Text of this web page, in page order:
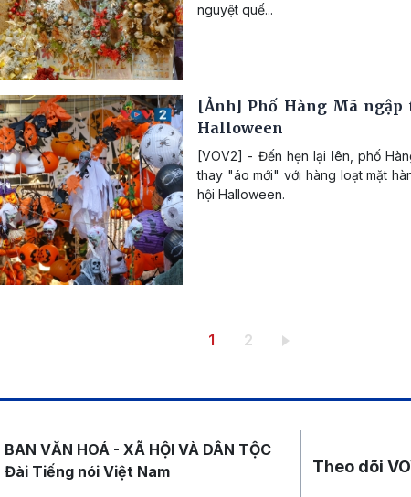
nguyệt quế...
[Ảnh] Phố Hàng Mã
Halloween
[VOV2] - Đến hẹn lại lên, phố
thay "áo mới" với hàng loạt mặt
hội Halloween.
Trang hiện thời
1 Trang
2
BAN VĂN HOÁ - XÃ HỘI VÀ DÂN TỘC
Đài Tiếng nói Việt Nam
Mạng
Theo dõi